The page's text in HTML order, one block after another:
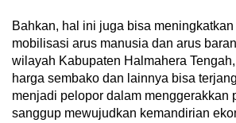
Bahkan, hal ini juga bisa
mobilisasi arus manusia dan arus
wilayah Kabupaten Halmahera
harga sembako dan lainnya bisa
menjadi pelopor dalam menggerakkan
sanggup mewujudkan kemandirian